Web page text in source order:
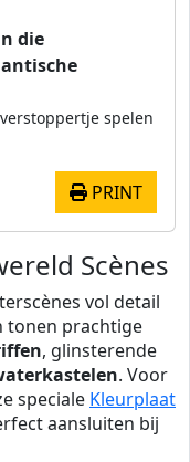
die
spelen
PRINT
Scènes
vol detail
tonen prachtige
, glinsterende
. Voor
speciale Kleurplaat
aansluiten bij